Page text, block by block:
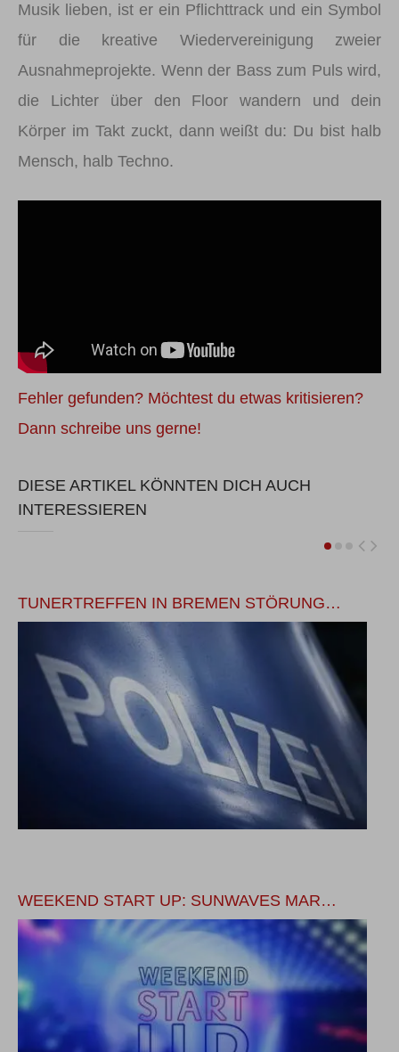
Musik lieben, ist er ein Pflichttrack und ein Symbol
für die kreative Wiedervereinigung zweier
Ausnahmeprojekte. Wenn der Bass zum Puls wird,
die Lichter über den Floor wandern und dein
Körper im Takt zuckt, dann weißt du: Du bist halb
Mensch, halb Techno.
Fehler gefunden? Möchtest du etwas kritisieren?
Dann schreibe uns gerne!
DIESE ARTIKEL KÖNNTEN DICH AUCH
INTERESSIEREN
TUNERTREFFEN IN BREMEN STÖRUNG…
WEEKEND START UP: SUNWAVES MAR…